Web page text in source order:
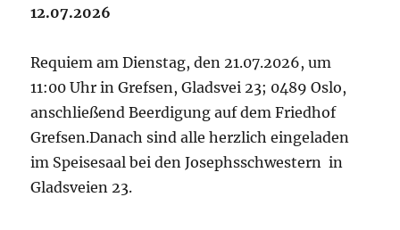
12.07.2026
Requiem am Dienstag, den 21.07.2026, um
11:00 Uhr in Grefsen, Gladsvei 23; 0489 Oslo,
anschließend Beerdigung auf dem Friedhof
Grefsen.Danach sind alle herzlich eingeladen
im Speisesaal bei den Josephsschwestern in
Gladsveien 23.